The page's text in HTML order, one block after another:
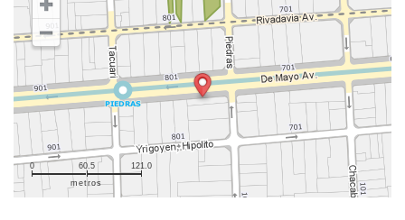
metros
0 60.5 121.0